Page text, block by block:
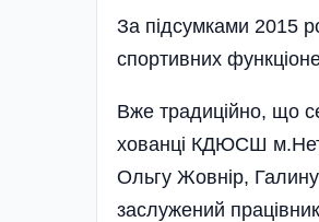
За підсумками 2015
спортивних
Вже тра­ди­ційно, що
хо­ванці КДЮСШ
Ольгу Жовнір,
заслужений